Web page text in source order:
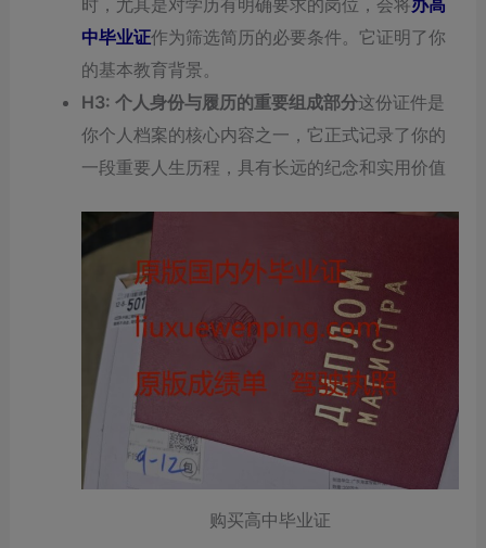
中毕业证作为筛选简历的必要条件。它证明了你
的基本教育背景。
H3: 个人身份与履历的重要组成部分这份证件是
你个人档案的核心内容之一，它正式记录了你的
一段重要人生历程，具有长远的纪念和实用价值
购买高中毕业证